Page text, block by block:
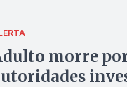
morre